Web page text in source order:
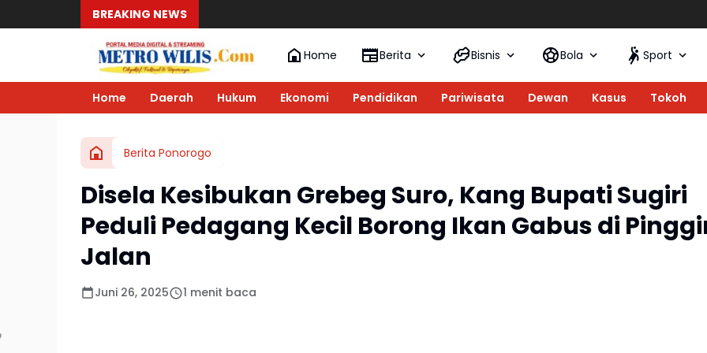
BREAKING NEWS DPC
Home Berita Bisnis Bola Sport
Home Daerah Hukum Ekonomi Pendidikan Pariwisata Dewan Kasus Tokoh
Berita Ponorogo
Disela Kesibukan Grebeg Suro, Kang Bupati Sugiri
Peduli Pedagang Kecil Borong Ikan Gabus di
Jalan
Juni 26, 2025 1 menit baca